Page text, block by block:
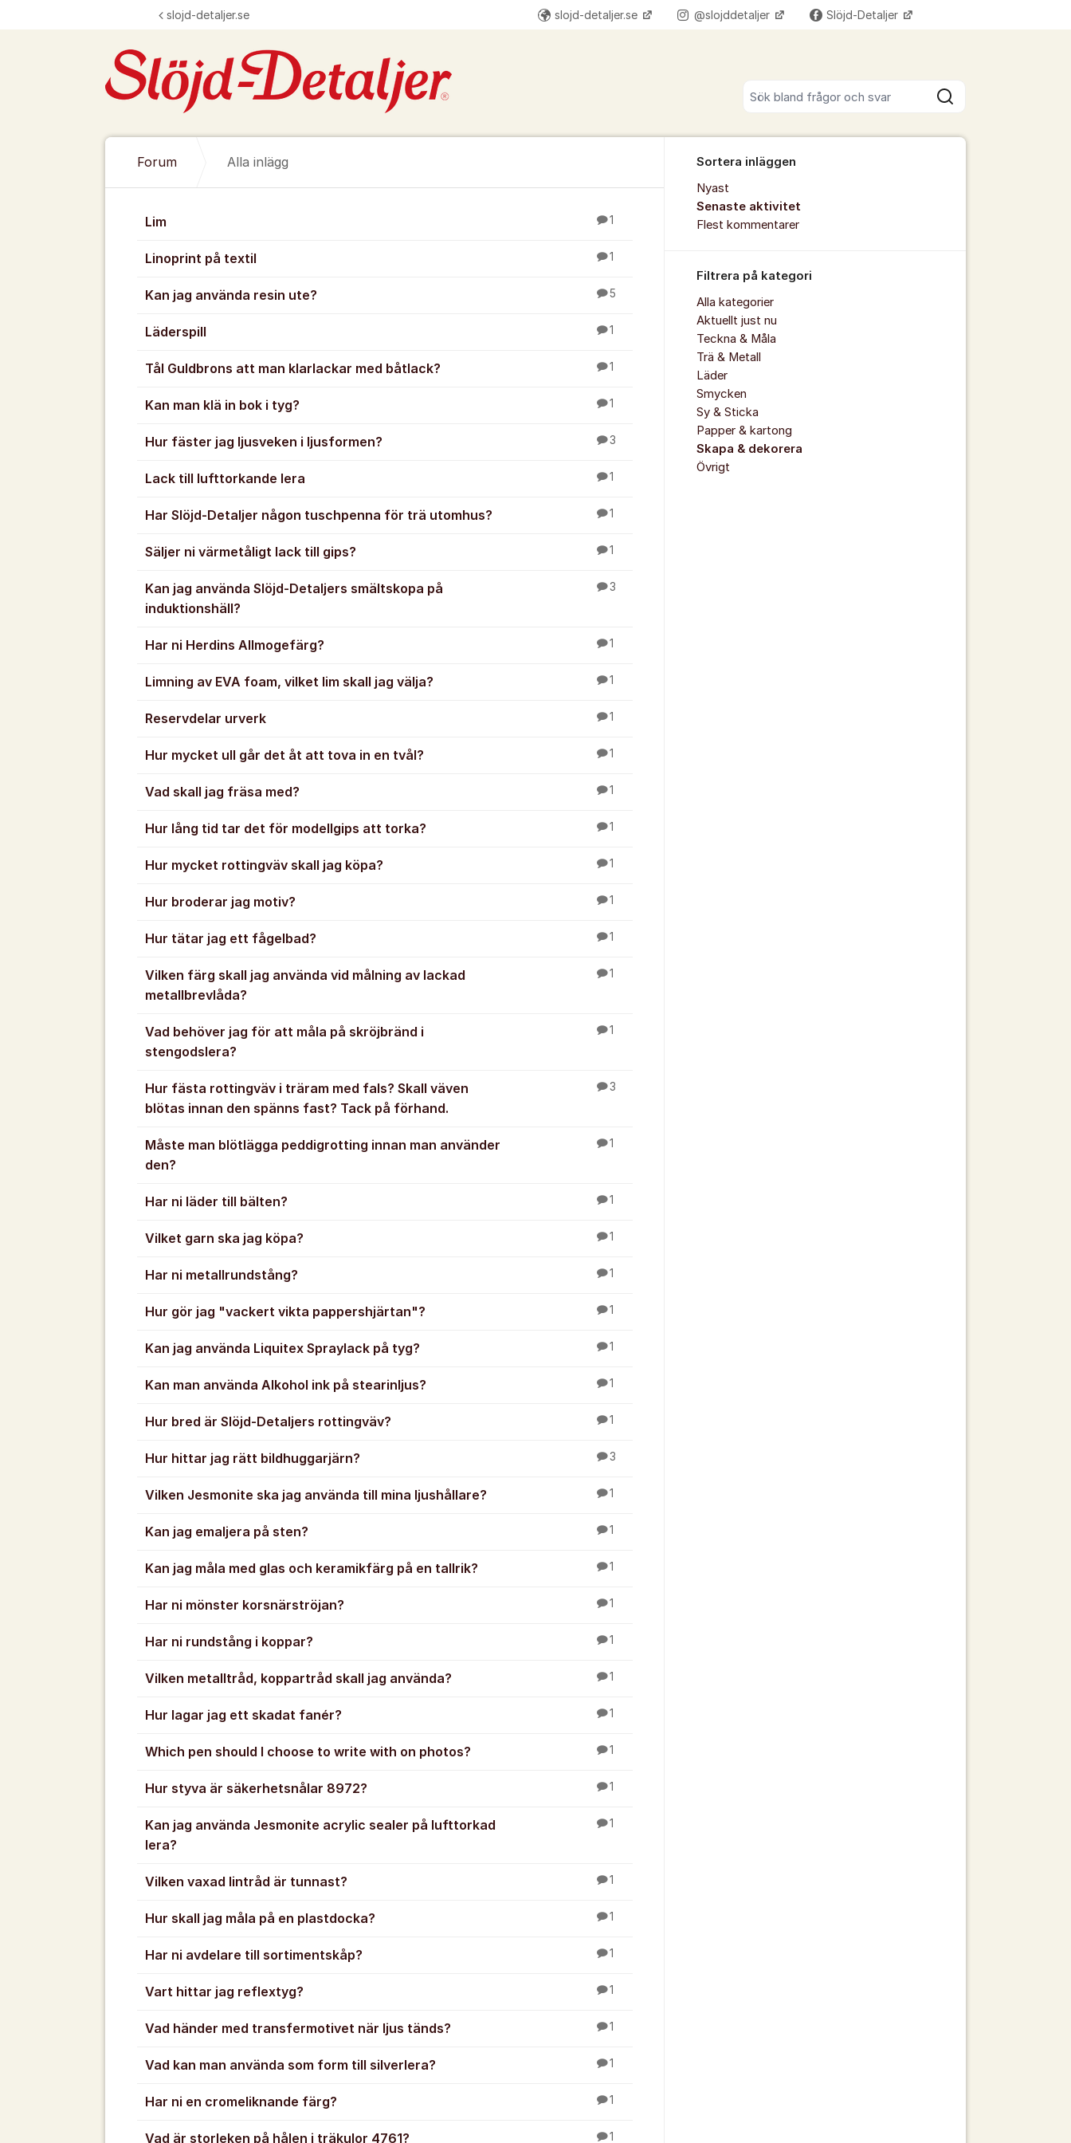
Sök
slojd-detaljer.se slojd-detaljer.se @slojddetaljer Slöjd-Detaljer Fler supportlänkar
Forum Alla inlägg
Alla inlägg
Lim 1
Linoprint på textil 1
Kan jag använda resin ute? 5
Läderspill 1
Tål Guldbrons att man klarlackar med båtlack? 1
Kan man klä in bok i tyg? 1
Hur fäster jag ljusveken i ljusformen? 3
Lack till lufttorkande lera 1
Har Slöjd-Detaljer någon tuschpenna för trä utomhus? 1
Säljer ni värmetåligt lack till gips? 1
Kan jag använda Slöjd-Detaljers smältskopa på
induktionshäll?
3
Har ni Herdins Allmogefärg? 1
Limning av EVA foam, vilket lim skall jag välja? 1
Reservdelar urverk 1
Hur mycket ull går det åt att tova in en tvål? 1
Vad skall jag fräsa med? 1
Hur lång tid tar det för modellgips att torka? 1
Hur mycket rottingväv skall jag köpa? 1
Hur broderar jag motiv? 1
Hur tätar jag ett fågelbad? 1
Vilken färg skall jag använda vid målning av lackad
metallbrevlåda?
1
Vad behöver jag för att måla på skröjbränd i
stengodslera?
1
Hur fästa rottingväv i träram med fals? Skall väven
blötas innan den spänns fast? Tack på förhand.
3
Måste man blötlägga peddigrotting innan man använder
den?
1
Har ni läder till bälten? 1
Vilket garn ska jag köpa? 1
Har ni metallrundstång? 1
Hur gör jag "vackert vikta pappershjärtan"? 1
Kan jag använda Liquitex Spraylack på tyg? 1
Kan man använda Alkohol ink på stearinljus? 1
Hur bred är Slöjd-Detaljers rottingväv? 1
Hur hittar jag rätt bildhuggarjärn? 3
Vilken Jesmonite ska jag använda till mina ljushållare? 1
Kan jag emaljera på sten? 1
Kan jag måla med glas och keramikfärg på en tallrik? 1
Har ni mönster korsnärströjan? 1
Har ni rundstång i koppar? 1
Vilken metalltråd, koppartråd skall jag använda? 1
Hur lagar jag ett skadat fanér? 1
Which pen should I choose to write with on photos? 1
Hur styva är säkerhetsnålar 8972? 1
Kan jag använda Jesmonite acrylic sealer på lufttorkad
lera?
1
Vilken vaxad lintråd är tunnast? 1
Hur skall jag måla på en plastdocka? 1
Har ni avdelare till sortimentskåp? 1
Vart hittar jag reflextyg? 1
Vad händer med transfermotivet när ljus tänds? 1
Vad kan man använda som form till silverlera? 1
Har ni en cromeliknande färg? 1
Vad är storleken på hålen i träkulor 4761? 1
Sortera inläggen
Nyast
Senaste aktivitet
Flest kommentarer
Filtrera på kategori
Alla kategorier
Aktuellt just nu
Teckna & Måla
Trä & Metall
Läder
Smycken
Sy & Sticka
Papper & kartong
Skapa & dekorera
Övrigt